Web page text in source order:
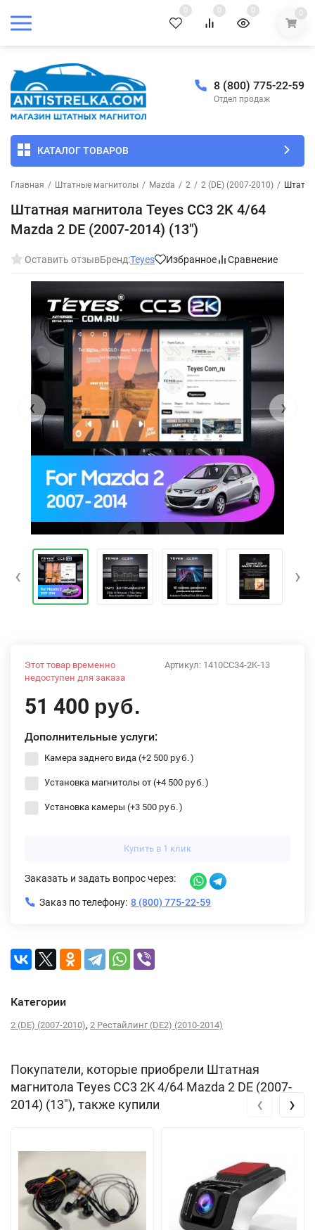
0 0 0 0
8 (800) 775-22-59
Отдел продаж
КАТАЛОГ ТОВАРОВ
Главная / Штатные магнитолы / Mazda / 2 / 2 (DE) (2007-2010) /
Штатная магнитола Teyes CC3 2K 4/64
Mazda 2 DE (2007-2014) (13")
Оставить отзывБренд:Teyes Избранное Сравнение
‹ ›
‹ ›
Артикул: 1410CC34-2K-13
Этот товар временно
недоступен для заказа
51 400 руб.
Дополнительные услуги:
Камера заднего вида (+2 500 руб. )
Установка магнитолы от (+4 500 руб. )
Установка камеры (+3 500 руб. )
Купить в 1 клик
Заказать и задать вопрос через:
Заказ по телефону: 8 (800) 775-22-59
Категории
2 (DE) (2007-2010), 2 Рестайлинг (DE2) (2010-2014)
Покупатели, которые приобрели Штатная
магнитола Teyes CC3 2K 4/64 Mazda 2 DE (2007-
2014) (13"), также купили
‹ ›